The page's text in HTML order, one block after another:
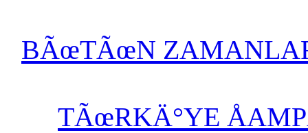
BÃœTÃœN
TÃœRKÄ°YE